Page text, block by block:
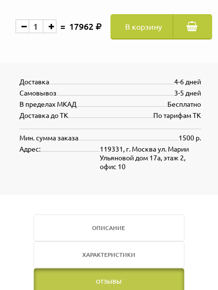
17962 В корзину
4-6 дней
Доставка
3-5 дней
Самовывоз
Бесплатно
В пределах МКАД
По тарифам ТК
Доставка до ТК
1500 р.
Мин. сумма заказа
119331, г. Москва ул. Марии
Ульяновой дом 17а, этаж 2,
офис 10
Адрес:
ОПИСАНИЕ
ХАРАКТЕРИСТИКИ
ОТЗЫВЫ